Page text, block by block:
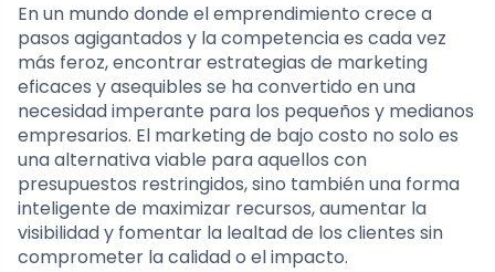
En un mundo donde el emprendimiento crece a
pasos agigantados y la competencia es cada vez
más feroz, encontrar estrategias de marketing
eficaces y asequibles se ha convertido en una
necesidad imperante para los pequeños y medianos
empresarios. El marketing de bajo costo no solo es
una alternativa viable para aquellos con
presupuestos restringidos, sino también una forma
inteligente de maximizar recursos, aumentar la
visibilidad y fomentar la lealtad de los clientes sin
comprometer la calidad o el impacto.